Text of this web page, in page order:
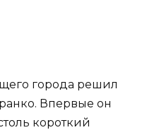
города решил
Впервые он
короткий